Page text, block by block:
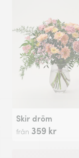
Skir dröm
från 359 kr